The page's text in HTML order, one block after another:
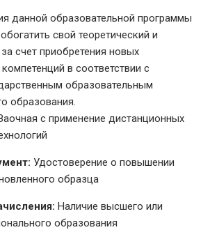
данной образовательной программы
свой теоретический и
счет приобретения новых
в соответствии с
образовательным
образования.
с применение дистанционных
Удостоверение о повышении
образца
Наличие высшего или
образования